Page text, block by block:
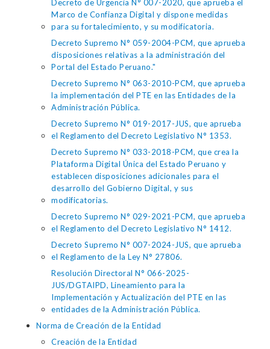
Decreto de Urgencia N° 007-2020, que aprueba el
Marco de Confianza Digital y dispone medidas
para su fortalecimiento, y su modificatoria.
Decreto Supremo N° 059-2004-PCM, que aprueba
disposiciones relativas a la administración del
Portal del Estado Peruano."
Decreto Supremo N° 063-2010-PCM, que aprueba
la implementación del PTE en las Entidades de la
Administración Pública.
Decreto Supremo N° 019-2017-JUS, que aprueba
el Reglamento del Decreto Legislativo N° 1353.
Decreto Supremo N° 033-2018-PCM, que crea la
Plataforma Digital Única del Estado Peruano y
establecen disposiciones adicionales para el
desarrollo del Gobierno Digital, y sus
modificatorias.
Decreto Supremo N° 029-2021-PCM, que aprueba
el Reglamento del Decreto Legislativo N° 1412.
Decreto Supremo N° 007-2024-JUS, que aprueba
el Reglamento de la Ley N° 27806.
Resolución Directoral N° 066-2025-
JUS/DGTAIPD, Lineamiento para la
Implementación y Actualización del PTE en las
entidades de la Administración Pública.
Norma de Creación de la Entidad
Creación de la Entidad